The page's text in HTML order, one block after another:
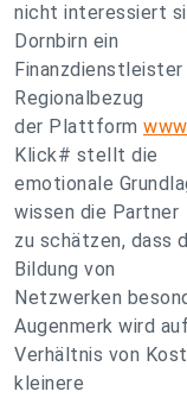
nicht interessiert
Dornbirn ein
Regionalbezug
der Plattform
Klick# stellt die
emotionale
wissen die Partner
zu schätzen, dass
Bildung von
Netzwerken
Augenmerk wird
Verhältnis von
kleinere